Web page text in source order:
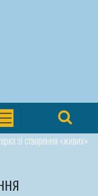
зі створення «живих»